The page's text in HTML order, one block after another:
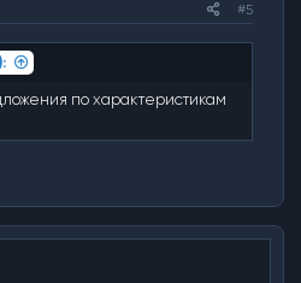
#5
по характеристикам